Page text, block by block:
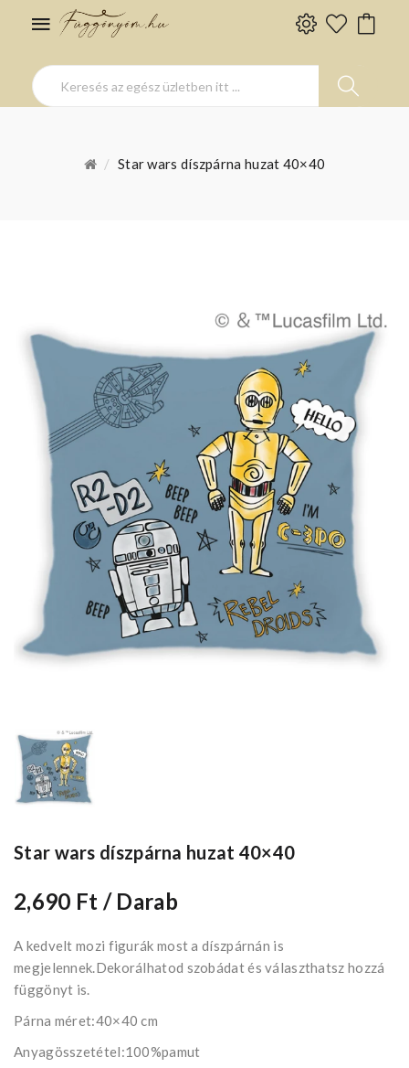
Star wars díszpárna huzat 40×40
Star wars díszpárna huzat 40×40
2,690 Ft / Darab
A kedvelt mozi figurák most a díszpárnán is
megjelennek.Dekorálhatod szobádat és választhatsz hozzá
függönyt is.
Párna méret:40×40 cm
Anyagösszetétel:100%pamut